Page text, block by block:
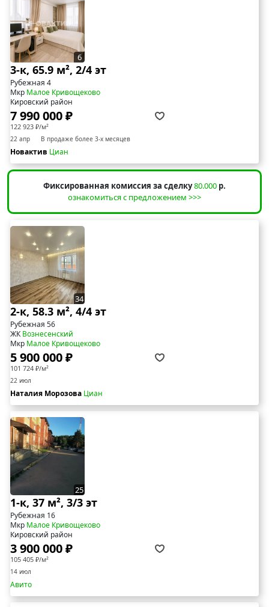
6
3-к, 65.9 м², 2/4 эт
Рубежная 4
Мкр Малое Кривощеково
Кировский район
7 990 000 ₽
122 923 ₽/м²
22 апр В продаже более 3-х месяцев
Новактив Циан
Фиксированная комиссия за сделку80.000 р.
ознакомиться с предложением >>>
34
2-к, 58.3 м², 4/4 эт
Рубежная 56
ЖКВознесенский
Мкр Малое Кривощеково
5 900 000 ₽
101 724 ₽/м²
22 июл
Наталия Морозова Циан
25
1-к, 37 м², 3/3 эт
Рубежная 16
Мкр Малое Кривощеково
Кировский район
3 900 000 ₽
105 405 ₽/м²
14 июл
Авито